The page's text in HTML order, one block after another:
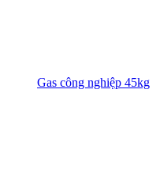
Gas công nghiệp 45kg